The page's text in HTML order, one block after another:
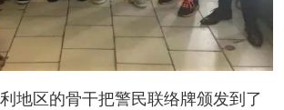
地区的骨干把警民联络牌颁发到了